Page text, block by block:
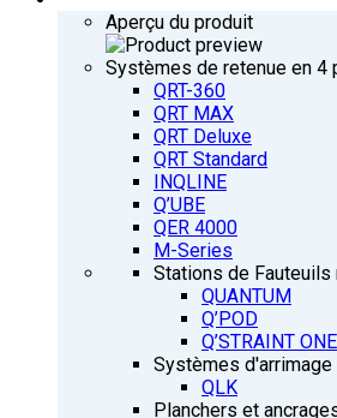
Aperçu du produit
Systèmes de retenue en 4
QRT-360
QRT MAX
QRT Deluxe
QRT Standard
INQLINE
Q’UBE
QER 4000
M-Series
Stations de Fauteuils
QUANTUM
Q’POD
Q’STRAINT ONE
Systèmes d'arrimage
QLK
Planchers et